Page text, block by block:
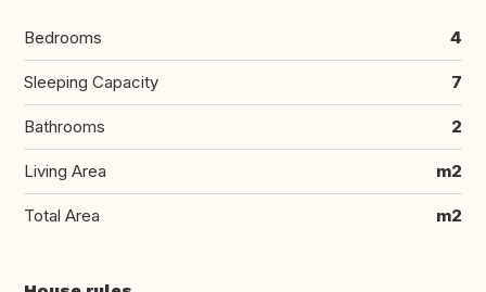
Bedrooms 4
Sleeping Capacity 7
Bathrooms 2
Living Area m2
Total Area m2